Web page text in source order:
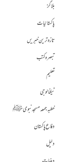
بلاگز
پاکستانیات
تازہ ترین خبریں
تبصرہ کتب
تعلیم
ٹیکنالوجی
خطبہ جمعہ مسجد نبوی ﷺ
دفاع پاکستان
دلیل